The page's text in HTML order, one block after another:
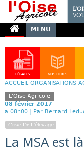
MENU
LÉGALES NOS TITRES
ACCUEIL ORGANISATIONS
L'Oise Agricole
08 février 2017
a 08h00 | Par Bernard
Crise De L'élevage
La MSA est